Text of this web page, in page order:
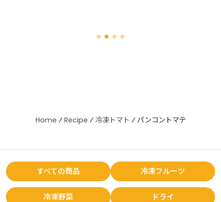
Home ⁄ Recipe ⁄ 冷凍トマト ⁄ パンコントマテ
すべての商品 冷凍フルーツ
冷凍野菜 ドライ